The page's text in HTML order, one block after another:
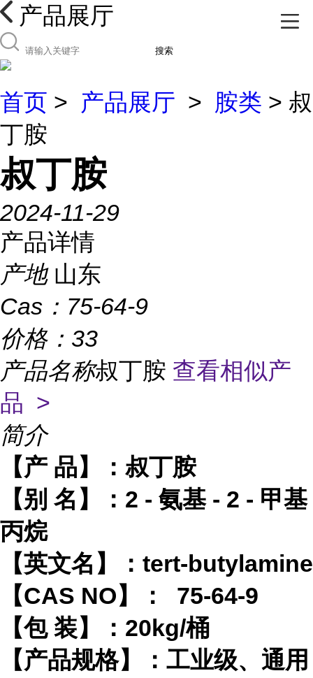
产品展厅
搜索
首页 > 产品展厅 > 胺类 > 叔
丁胺
叔丁胺
2024-11-29
产品详情
产地 山东
Cas： 75-64-9
价格： 33
产品名称叔丁胺 查看相似产
品 >
简介
【产 品】： 叔丁胺
【别 名】 ： 2 - 氨基 - 2 - 甲基
丙烷
【英文名】： tert-butylamine
【CAS NO】： 75-64-9
【包装】： 20kg/桶
【产品规格】：工业级、通用